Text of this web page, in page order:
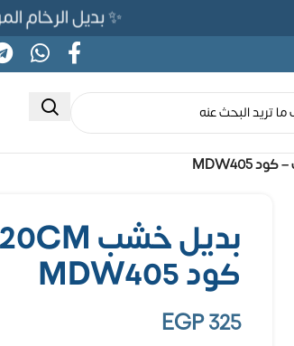
✨ بديل الرخام المرن 565ج بدلًا من 690ج لفترة محدوده
كود MDW405
EGP325